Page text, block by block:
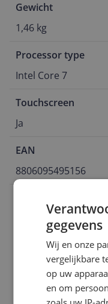
Gewicht
1,46 kg
Processor type
Intel Core 7
Touchscreen
Ja
EAN
8806095495156
gegevens
Wij en onze
vergelijkbare
op uw
en om